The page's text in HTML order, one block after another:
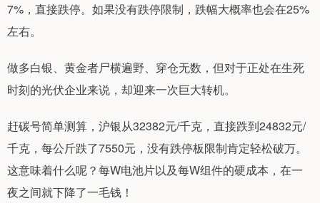
7%，直接跌停。如果没有跌停限制，跌幅大概率也会在25%
左右。
做多白银、黄金者尸横遍野、穿仓无数，但对于正处在生死
时刻的光伏企业来说，却迎来一次巨大转机。
赶碳号简单测算，沪银从32382元/千克，直接跌到24832元/
千克，每公斤跌了7550元，没有跌停板限制肯定轻松破万。
这意味着什么呢？每W电池片以及每W组件的硬成本，在一
夜之间就下降了一毛钱！